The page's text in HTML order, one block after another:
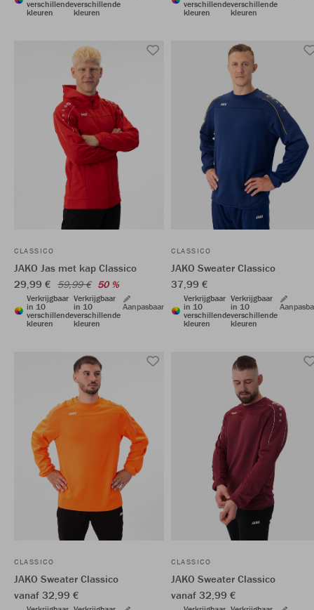
verschillende
kleuren
verschillende
kleuren
verschillende
kleuren
verschillende
kleuren
CLASSICO
JAKO Jas met kap Classico
29,99 € 59,99 € 50 %
Verkrijgbaar
in 10
verschillende
kleuren
Verkrijgbaar
in 10
verschillende
kleuren
Aanpasbaar
CLASSICO
JAKO Sweater Classico
37,99 €
Verkrijgbaar
in 10
verschillende
kleuren
Verkrijgbaar
in 10
verschillende
kleuren
CLASSICO
JAKO Sweater Classico
vanaf 32,99 €
CLASSICO
JAKO Sweater Classico
vanaf 32,99 €